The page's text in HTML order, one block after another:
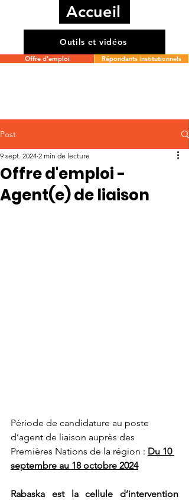
Accueil
Outils et vidéos
Offre d'emploi Répondants institutionnels
Post
Offre d'emploi -
Agent(e) de liaison
9 sept. 2024 2 min de lecture
Période de candidature au poste
d’agent de liaison auprès des
Premières Nations de la région : Du 10
septembre au 18 octobre 2024
Rabaska est la cellule d’intervention